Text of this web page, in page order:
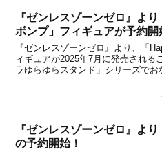
『ゼンレスゾーンゼロ』よ
ボンプ」フィギュアが予約開
『ゼンレスゾーンゼロ』より、「
ィギュアが2025年7月に発売される
ラゆらゆらスタンド」シリーズでお
ヤスギボンプ」のかわいいミニフ
『ゼンレスゾーンゼロ』よ
の予約開始！